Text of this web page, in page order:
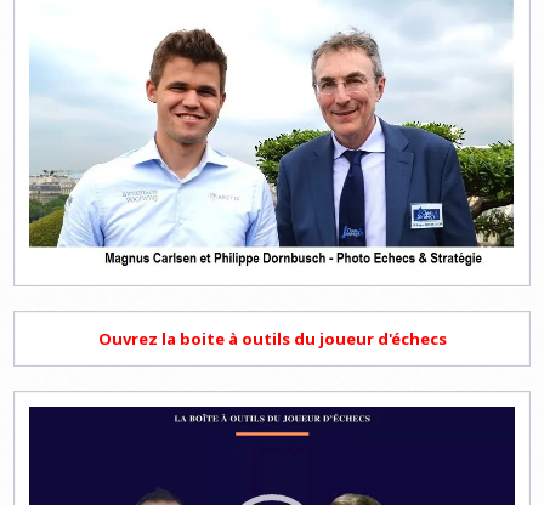
Ouvrez la boite à outils du joueur d'échecs